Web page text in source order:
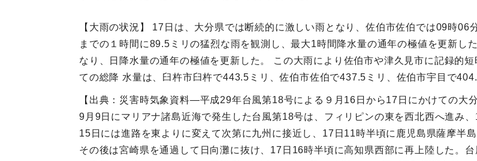
【大雨の状況】 17日は、大分県では断続的に激しい雨となり、佐伯市佐伯では09時
までの１時間に89.5ミリの猛烈な雨を観測し、最大1時間降水量の通年の極値を更新し
なり、日降水量の通年の極値を更新した。 この大雨により佐伯市や津久見市に記録的
ての総降 水量は、臼杵市臼杵で443.5ミリ、佐伯市佐伯で437.5ミリ、佐伯市宇目で
【出典：災害時気象資料―平成29年台風第18号による９月16日から17日にかけての大
9月9日にマリアナ諸島近海で発生した台風第18号は、フィリピンの東を西北西へ進み
15日には進路を東よりに変えて次第に九州に接近し、17日11時半頃に鹿児島県薩摩半
その後は宮崎県を通過して日向灘に抜け、17日16時半頃に高知県西部に再上陸した。